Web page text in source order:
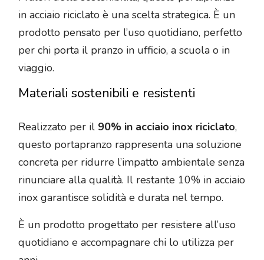
in acciaio riciclato è una scelta strategica. È un
prodotto pensato per l’uso quotidiano, perfetto
per chi porta il pranzo in ufficio, a scuola o in
viaggio.
Materiali sostenibili e resistenti
Realizzato per il 90% in acciaio inox riciclato,
questo portapranzo rappresenta una soluzione
concreta per ridurre l’impatto ambientale senza
rinunciare alla qualità. Il restante 10% in acciaio
inox garantisce solidità e durata nel tempo.
È un prodotto progettato per resistere all’uso
quotidiano e accompagnare chi lo utilizza per